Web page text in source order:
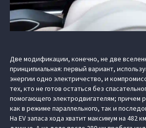
Две модификации, конечно, не две
принципиальная: первый вариант,
энергии одно электричество, и
тех, кто не готов остаться без
помогающего электродвигателям; причем
как в режиме параллельного, так и
На EV запаса хода хватит максимум на 482